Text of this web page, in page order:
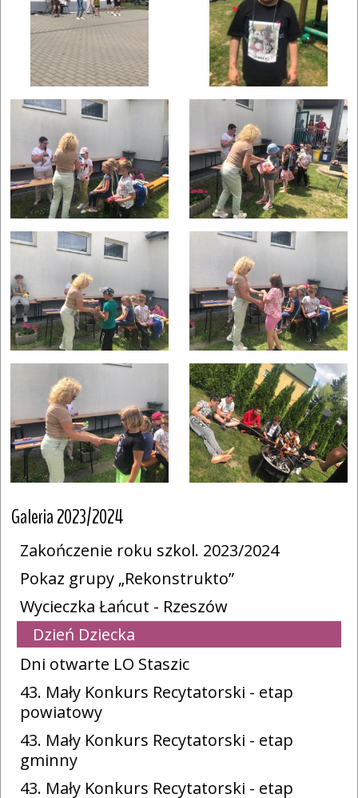
Galeria 2023/2024
Zakończenie roku szkol. 2023/2024
Pokaz grupy „Rekonstrukto”
Wycieczka Łańcut - Rzeszów
Dzień Dziecka
Dni otwarte LO Staszic
43. Mały Konkurs Recytatorski - etap
powiatowy
43. Mały Konkurs Recytatorski - etap
gminny
43. Mały Konkurs Recytatorski - etap